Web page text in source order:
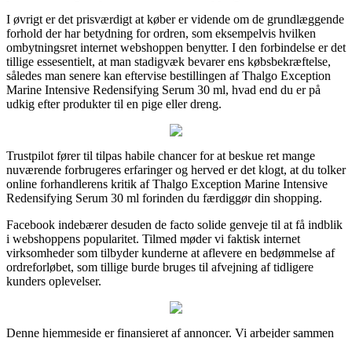
I øvrigt er det prisværdigt at køber er vidende om de grundlæggende
forhold der har betydning for ordren, som eksempelvis hvilken
ombytningsret internet webshoppen benytter. I den forbindelse er det
tillige essesentielt, at man stadigvæk bevarer ens købsbekræftelse,
således man senere kan eftervise bestillingen af Thalgo Exception
Marine Intensive Redensifying Serum 30 ml, hvad end du er på
udkig efter produkter til en pige eller dreng.
Trustpilot fører til tilpas habile chancer for at beskue ret mange
nuværende forbrugeres erfaringer og herved er det klogt, at du tolker
online forhandlerens kritik af Thalgo Exception Marine Intensive
Redensifying Serum 30 ml forinden du færdiggør din shopping.
Facebook indebærer desuden de facto solide genveje til at få indblik
i webshoppens popularitet. Tilmed møder vi faktisk internet
virksomheder som tilbyder kunderne at aflevere en bedømmelse af
ordreforløbet, som tillige burde bruges til afvejning af tidligere
kunders oplevelser.
Denne hjemmeside er finansieret af annoncer. Vi arbejder sammen